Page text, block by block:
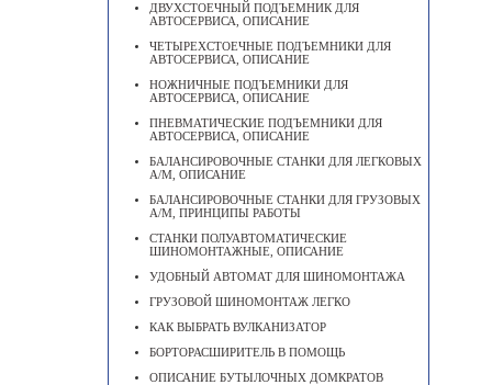
ДВУХСТОЕЧНЫЙ ПОДЪЕМНИК ДЛЯ
АВТОСЕРВИСА, ОПИСАНИЕ
ЧЕТЫРЕХСТОЕЧНЫЕ ПОДЪЕМНИКИ ДЛЯ
АВТОСЕРВИСА, ОПИСАНИЕ
НОЖНИЧНЫЕ ПОДЪЕМНИКИ ДЛЯ
АВТОСЕРВИСА, ОПИСАНИЕ
ПНЕВМАТИЧЕСКИЕ ПОДЪЕМНИКИ ДЛЯ
АВТОСЕРВИСА, ОПИСАНИЕ
БАЛАНСИРОВОЧНЫЕ СТАНКИ ДЛЯ ЛЕГКОВЫХ
А/М, ОПИСАНИЕ
БАЛАНСИРОВОЧНЫЕ СТАНКИ ДЛЯ ГРУЗОВЫХ
А/М, ПРИНЦИПЫ РАБОТЫ
СТАНКИ ПОЛУАВТОМАТИЧЕСКИЕ
ШИНОМОНТАЖНЫЕ, ОПИСАНИЕ
УДОБНЫЙ АВТОМАТ ДЛЯ ШИНОМОНТАЖА
ГРУЗОВОЙ ШИНОМОНТАЖ ЛЕГКО
КАК ВЫБРАТЬ ВУЛКАНИЗАТОР
БОРТОРАСШИРИТЕЛЬ В ПОМОЩЬ
ОПИСАНИЕ БУТЫЛОЧНЫХ ДОМКРАТОВ